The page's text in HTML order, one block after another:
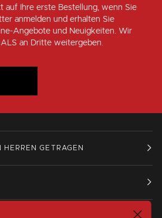
auf Ihre erste Bestellung, wenn Sie
anmelden und erhalten Sie
Angebote und Neuigkeiten. Wir
an Dritte weitergeben.
GETRAGEN